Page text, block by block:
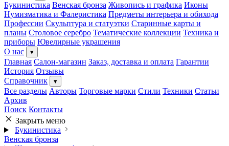
Букинистика Венская бронза Живопись и графика Иконы
Нумизматика и Фалеристика Предметы интерьера и обихода
Профессии Скульптура и статуэтки Старинные карты и
планы Столовое серебро Тематические коллекции Техника и
приборы Ювелирные украшения
О нас
▾
Главная Салон-магазин Заказ, доставка и оплата Гарантии
История Отзывы
Справочник
▾
Все разделы Авторы Торговые марки Стили Техники Статьи
Архив
Поиск Контакты
Закрыть меню
Букинистика
Венская бронза